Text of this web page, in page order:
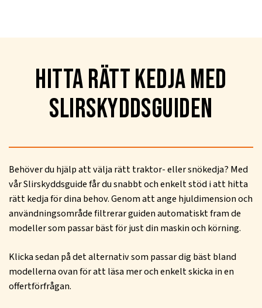
Hitta rätt kedja med
Slirskyddsguiden
Behöver du hjälp att välja rätt traktor- eller snökedja? Med
vår Slirskyddsguide får du snabbt och enkelt stöd i att hitta
rätt kedja för dina behov. Genom att ange hjuldimension och
användningsområde filtrerar guiden automatiskt fram de
modeller som passar bäst för just din maskin och körning.
Klicka sedan på det alternativ som passar dig bäst bland
modellerna ovan för att läsa mer och enkelt skicka in en
offertförfrågan.